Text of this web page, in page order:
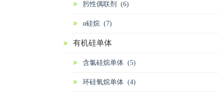
肟性偶联剂 (6)
α硅烷 (7)
有机硅单体
含氯硅烷单体 (5)
环硅氧烷单体 (4)